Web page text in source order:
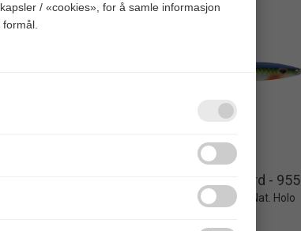
Falkfish Sard - 955
Blue Yellow Nat. Holo
/ «cookies», for å samle informasjon